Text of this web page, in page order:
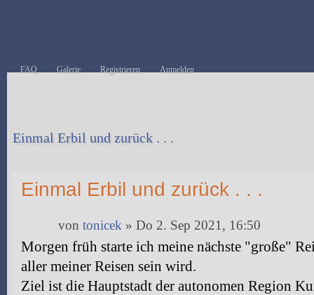
FAQ Galerie Registrieren Anmelden
Einmal Erbil und zurück . . .
Einmal Erbil und zurück . . .
von tonicek » Do 2. Sep 2021, 16:50
Morgen früh starte ich meine nächste "große"
aller meiner Reisen sein wird.
Ziel ist die Hauptstadt der autonomen Region